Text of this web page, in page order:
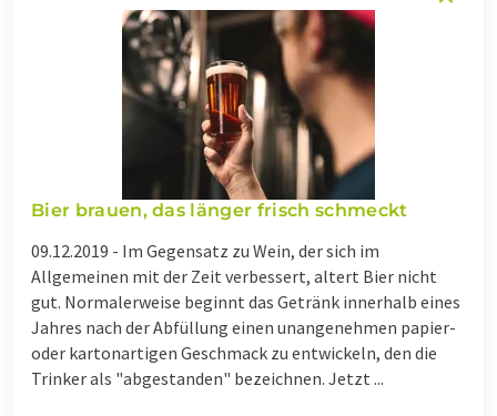
Bier brauen, das länger frisch schmeckt
09.12.2019 - Im Gegensatz zu Wein, der sich im
Allgemeinen mit der Zeit verbessert, altert Bier nicht
gut. Normalerweise beginnt das Getränk innerhalb eines
Jahres nach der Abfüllung einen unangenehmen papier-
oder kartonartigen Geschmack zu entwickeln, den die
Trinker als "abgestanden" bezeichnen. Jetzt ...